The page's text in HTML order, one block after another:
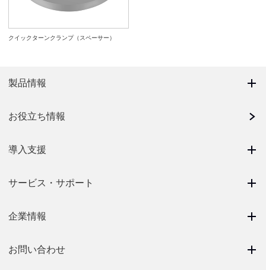
クイックターンクランプ（スペーサー）
製品情報
お役立ち情報
導入支援
サービス・サポート
企業情報
お問い合わせ